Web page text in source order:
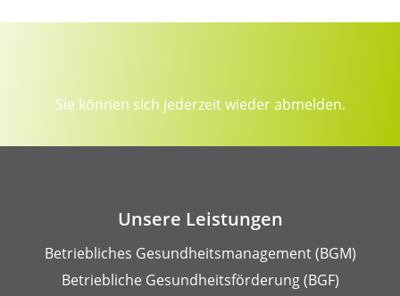
Sie können sich jederzeit wieder abmelden.
Unsere Leistungen
Betriebliches Gesundheits­management (BGM)
Betriebliche Gesundheits­förderung (BGF)